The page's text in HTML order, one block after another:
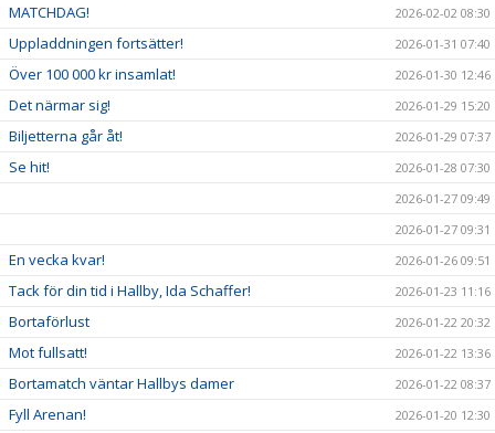
MATCHDAG! 2026-02-02 08:30
Uppladdningen fortsätter! 2026-01-31 07:40
Över 100 000 kr insamlat! 2026-01-30 12:46
Det närmar sig! 2026-01-29 15:20
Biljetterna går åt! 2026-01-29 07:37
Se hit!
2026-01-28 07:30
2026-01-27 09:49
2026-01-27 09:31
En vecka kvar! 2026-01-26 09:51
Tack för din tid i Hallby, Ida Schaffer! 2026-01-23 11:16
Bortaförlust 2026-01-22 20:32
Mot fullsatt! 2026-01-22 13:36
Bortamatch väntar Hallbys damer 2026-01-22 08:37
Fyll Arenan! 2026-01-20 12:30